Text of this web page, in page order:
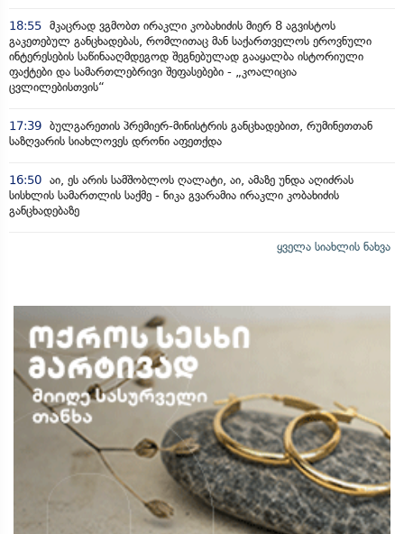
18:55 მკაცრად ვგმობთ ირაკლი კობახიძის მიერ 8 აგვისტოს
გაკეთებულ განცხადებას, რომლითაც მან საქართველოს ეროვნული
ინტერესების საწინააღმდეგოდ შეგნებულად გააყალბა ისტორიული
ფაქტები და სამართლებრივი შეფასებები - „კოალიცია
ცვლილებისთვის“
17:39 ბულგარეთის პრემიერ-მინისტრის განცხადებით, რუმინეთთან
საზღვარის სიახლოვეს დრონი აფეთქდა
16:50 აი, ეს არის სამშობლოს ღალატი, აი, ამაზე უნდა აღიძრას
სისხლის სამართლის საქმე - ნიკა გვარამია ირაკლი კობახიძის
განცხადებაზე
ყველა სიახლის ნახვა